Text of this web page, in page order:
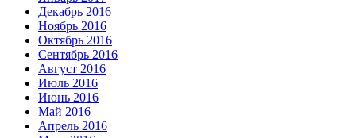
Декабрь 2016
Ноябрь 2016
Октябрь 2016
Сентябрь 2016
Август 2016
Июль 2016
Июнь 2016
Май 2016
Апрель 2016